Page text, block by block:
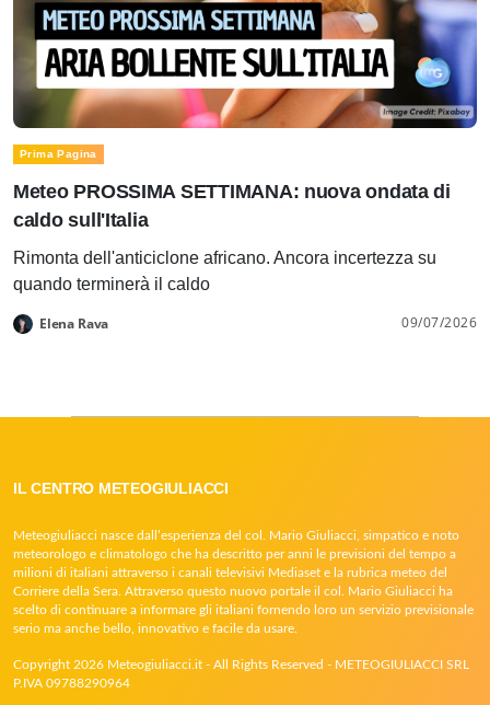
Prima Pagina
Meteo PROSSIMA SETTIMANA: nuova ondata di
caldo sull'Italia
Rimonta dell'anticiclone africano. Ancora incertezza su
quando terminerà il caldo
Elena Rava 09/07/2026
IL CENTRO METEOGIULIACCI
Meteogiuliacci nasce dall’esperienza del col. Mario Giuliacci, simpatico e noto
meteorologo e climatologo che ha descritto per anni le previsioni del tempo a
milioni di italiani attraverso i canali televisivi Mediaset e la rubrica meteo del
Corriere della Sera. Attraverso questo nuovo portale il col. Mario Giuliacci ha
scelto di continuare a informare gli italiani fornendo loro un servizio previsionale
serio ma anche bello, innovativo e facile da usare.
Copyright 2026 Meteogiuliacci.it - All Rights Reserved - METEOGIULIACCI SRL
P.IVA 09788290964